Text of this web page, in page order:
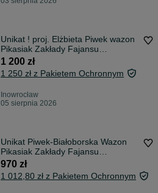
Unikat ! proj. Elżbieta Piwek wazon
Pikasiak Zakłady Fajansu
Włocławek
1 200 zł
1 250 zł z Pakietem Ochronnym
Inowrocław
05 sierpnia 2026
Unikat Piwek-Białoborska Wazon
Pikasiak Zakłady Fajansu
Włocławek 11cm
970 zł
1 012,80 zł z Pakietem Ochronnym